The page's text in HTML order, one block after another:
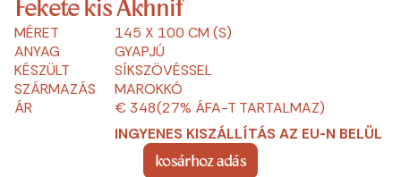
Fekete kis Akhnif
MÉRET
145 X 100 CM (S)
ANYAG
GYAPJÚ
KÉSZÜLT
SÍKSZÖVÉSSEL
SZÁRMAZÁS
MAROKKÓ
ÁR
€ 348(27% ÁFA-T TARTALMAZ)
INGYENES KISZÁLLÍTÁS AZ EU-N BELÜL
kosárhoz adás